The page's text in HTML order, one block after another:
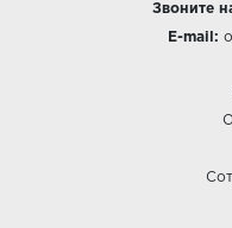
Звоните
E-mail: